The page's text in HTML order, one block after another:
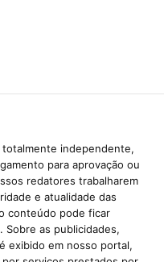
independente,
para aprovação ou
redatores trabalharem
e atualidade das
conteúdo pode ficar
Sobre as publicidades,
exibido em nosso portal,